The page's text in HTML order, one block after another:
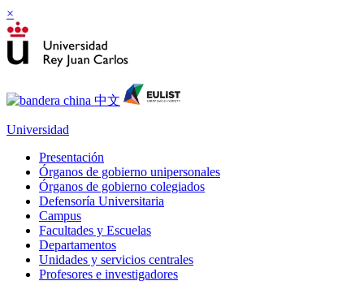
×
Universidad
Presentación
Órganos de gobierno unipersonales
Órganos de gobierno colegiados
Defensoría Universitaria
Campus
Facultades y Escuelas
Departamentos
Unidades y servicios centrales
Profesores e investigadores